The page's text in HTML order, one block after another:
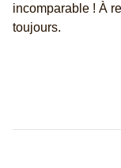
incomparable ! À
toujours.